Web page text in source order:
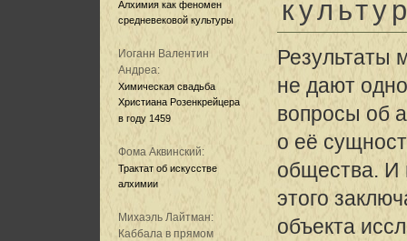
Алхимия как феномен
средневековой культуры
Иоганн Валентин
Андреа:
Химическая свадьба
Христиана Розенкрейцера
в году 1459
Фома Аквинский:
Трактат об искусстве
алхимии
Михаэль Лайтман:
Каббала в прямом
Результаты
не дают
вопросы об
о её
общества. И
этого
объекта